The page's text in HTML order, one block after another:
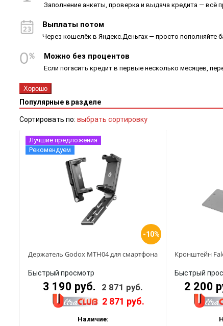
Заполнение анкеты, проверка и выдача кредита — всё
Выплаты потом
Через кошелёк в Яндекс.Деньгах — просто пополняйте
Можно без процентов
Если погасить кредит в первые несколько месяцев,
Хорошо
Популярные в разделе
Сортировать по: выбрать сортировку
-10%
Лучшие предложения
Рекомендуем
Держатель Godox MTH04 для смартфона
Быстрый просмотр
3 190 руб. 2 871 руб.
2 871 руб.
Наличие:
Кронштейн
Быстрый
2 200